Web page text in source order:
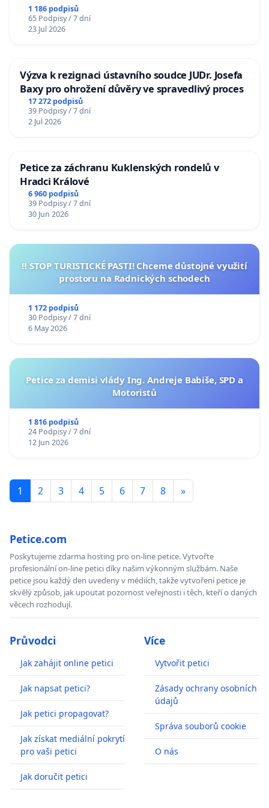
1 186 podpisů
65 Podpisy / 7 dní
23 Jul 2026
Výzva k rezignaci ústavního soudce JUDr. Josefa
Baxy pro ohrožení důvěry ve spravedlivý proces
17 272 podpisů
39 Podpisy / 7 dní
2 Jul 2026
Petice za záchranu Kuklenských rondelů v
Hradci Králové
6 960 podpisů
39 Podpisy / 7 dní
30 Jun 2026
‼️ STOP TURISTICKÉ PASTI! Chceme důstojné využití
prostoru na Radnických schodech
1 172 podpisů
30 Podpisy / 7 dní
6 May 2026
Petice za demisi vlády Ing. Andreje Babiše, SPD a
Motoristů
1 816 podpisů
24 Podpisy / 7 dní
12 Jun 2026
1 2 3 4 5 6 7 8 »
Petice.com
Poskytujeme zdarma hosting pro on-line petice. Vytvořte
profesionální on-line petici díky našim výkonným službám. Naše
petice jsou každý den uvedeny v médiích, takže vytvoření petice je
skvělý způsob, jak upoutat pozornost veřejnosti i těch, kteří o daných
věcech rozhodují.
Průvodci
Jak zahájit online petici
Jak napsat petici?
Jak petici propagovat?
Jak získat mediální pokrytí
pro vaši petici
Jak doručit petici
Více
Vytvořit petici
Zásady ochrany osobních
údajů
Správa souborů cookie
O nás